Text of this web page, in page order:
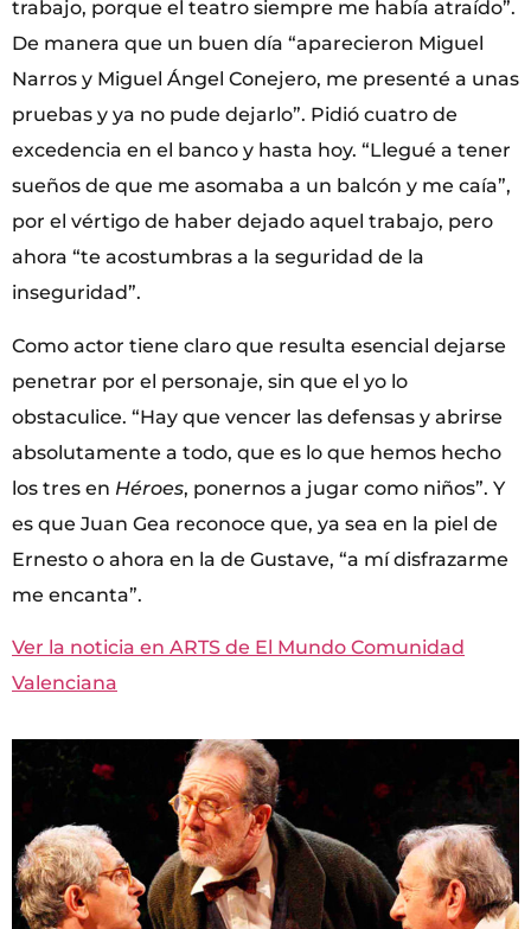
trabajo, porque el teatro siempre me había atraído”.
De manera que un buen día “aparecieron Miguel
Narros y Miguel Ángel Conejero, me presenté a unas
pruebas y ya no pude dejarlo”. Pidió cuatro de
excedencia en el banco y hasta hoy. “Llegué a tener
sueños de que me asomaba a un balcón y me caía”,
por el vértigo de haber dejado aquel trabajo, pero
ahora “te acostumbras a la seguridad de la
inseguridad”.
Como actor tiene claro que resulta esencial dejarse
penetrar por el personaje, sin que el yo lo
obstaculice. “Hay que vencer las defensas y abrirse
absolutamente a todo, que es lo que hemos hecho
los tres en Héroes, ponernos a jugar como niños”. Y
es que Juan Gea reconoce que, ya sea en la piel de
Ernesto o ahora en la de Gustave, “a mí disfrazarme
me encanta”.
Ver la noticia en ARTS de El Mundo Comunidad
Valenciana